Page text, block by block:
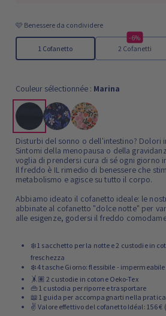
🩷 Benessere da condividere
1 Cofanetto
-6%
2 Cofanetti
Couleur sélectionnée : Marina
Disturbi del sonno o dell'intestino? Dolori
Sintomi della menopausa o della
voglia di prendersi cura di sé ogni giorno
Il freddo è IL rimedio di benessere che
metabolismo e agisce su tutto il corpo.
Abbiamo ideato il cofanetto ideale: le
abbinate al cofanetto "dolce notte" per
alle esigenze, godersi il freddo
❄️ 1 sacchetto per la notte e 2 custodie in
freschezza
❄️ 4 tasche Giorno: flessibile -
🤸🏽 2 custodie in cotone Oeko-Tex
👜 1 custodia per riporre e trasportare
📖 1 guida per accompagnarti nella pratica
✌️ Valore effettivo del cofanetto Idéal: 156 €